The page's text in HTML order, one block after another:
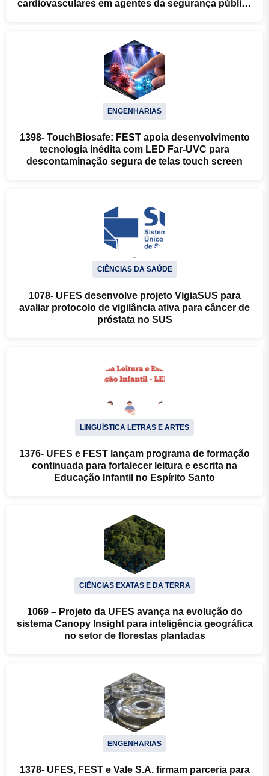
cardiovasculares em agentes da segurança pública
ENGENHARIAS
1398- TouchBiosafe: FEST apoia desenvolvimento
tecnologia inédita com LED Far-UVC para
descontaminação segura de telas touch screen
CIÊNCIAS DA SAÚDE
1078- UFES desenvolve projeto VigiaSUS para
avaliar protocolo de vigilância ativa para câncer de
próstata no SUS
LINGUÍSTICA LETRAS E ARTES
1376- UFES e FEST lançam programa de formação
continuada para fortalecer leitura e escrita na
Educação Infantil no Espírito Santo
CIÊNCIAS EXATAS E DA TERRA
1069 – Projeto da UFES avança na evolução do
sistema Canopy Insight para inteligência geográfica
no setor de florestas plantadas
ENGENHARIAS
1378- UFES, FEST e Vale S.A. firmam parceria para